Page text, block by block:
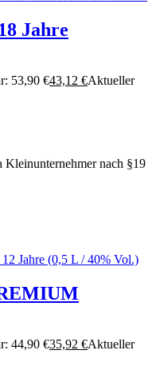
Jahre
53,90 €43,12 €Aktueller
Kleinunternehmer nach §19
44,90 €35,92 €Aktueller